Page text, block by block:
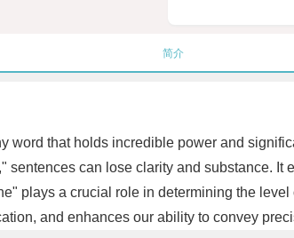
简介
word that holds incredible power and
sentences can lose clarity and substance.
plays a crucial role in determining the
and enhances our ability to convey